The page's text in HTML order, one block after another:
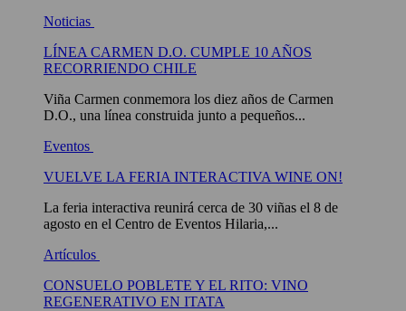
Noticias
LÍNEA CARMEN D.O. CUMPLE 10 AÑOS
RECORRIENDO CHILE
Viña Carmen conmemora los diez años de Carmen
D.O., una línea construida junto a pequeños...
Eventos
VUELVE LA FERIA INTERACTIVA WINE ON!
La feria interactiva reunirá cerca de 30 viñas el 8 de
agosto en el Centro de Eventos Hilaria,...
Artículos
CONSUELO POBLETE Y EL RITO: VINO
REGENERATIVO EN ITATA